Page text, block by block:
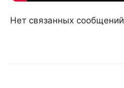
Нет связанных сообщений